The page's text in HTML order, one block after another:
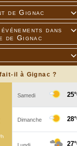

de Gignac

dans
Gignac

fait-il à Gignac ?